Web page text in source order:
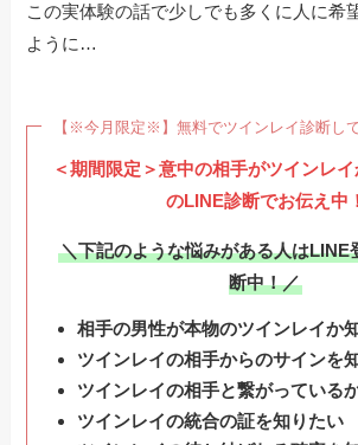
この実体験の話で少しでも多くに人に希
ように…
【※今月限定※】無料でツインレイ診断し
＜期間限定＞意中の相手がツインレ
のLINE診断でお伝え中！
＼下記のような悩みがある人はLINE
断中！／
相手の男性が本物のツインレイか
ツインレイの相手からのサインを
ツインレイの相手と繋がっている
ツインレイの統合の証を知りたい